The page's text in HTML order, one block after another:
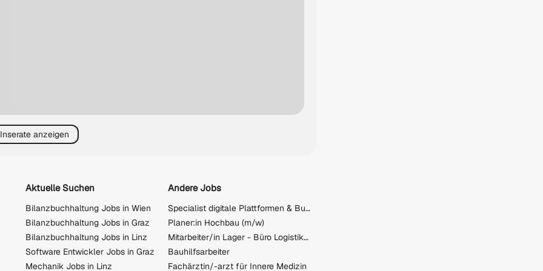
anzeigen
Aktuelle Suchen
Bilanzbuchhaltung Jobs in Wien
Bilanzbuchhaltung Jobs in Graz
Bilanzbuchhaltung Jobs in Linz
Software Entwickler Jobs in Graz
Mechanik Jobs in Linz
Andere Jobs
Specialist digitale Plattformen & Business Prozesse (m/w/d)
Planer:in Hochbau (m/w)
Mitarbeiter/in Lager - Büro Logistikzentrum
Bauhilfsarbeiter
Fachärztin/-arzt für Innere Medizin